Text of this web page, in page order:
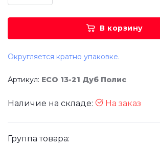
В корзину
Округляется кратно упаковке.
Артикул: ECO 13-21 Дуб Полис
Наличие на складе: На заказ
Группа товара: